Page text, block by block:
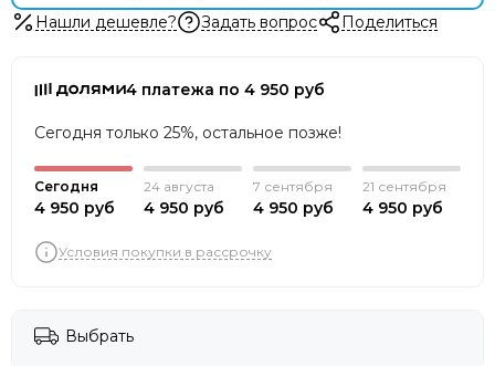
Нашли дешевле? Задать вопрос Поделиться
4 платежа по 4 950 руб
Сегодня только 25%, остальное позже!
Сегодня
4 950 руб
24 августа
4 950 руб
7 сентября
4 950 руб
21 сентября
4 950 руб
Условия покупки в рассрочку
Выбрать